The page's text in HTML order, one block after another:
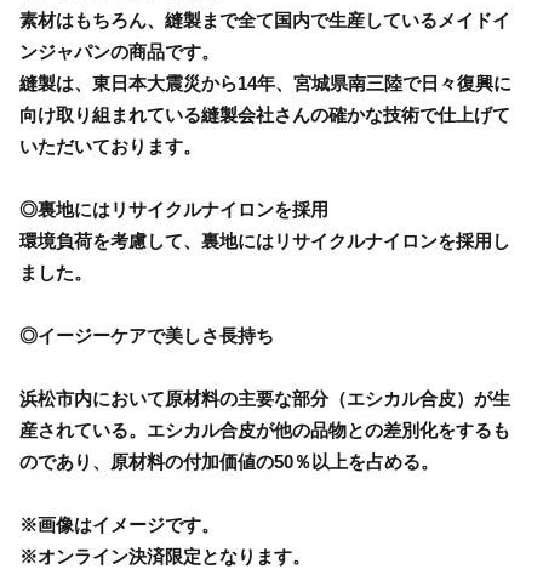
素材はもちろん、縫製まで全て国内で生産しているメイドイ
ンジャパンの商品です。
縫製は、東日本大震災から14年、宮城県南三陸で日々復興に
向け取り組まれている縫製会社さんの確かな技術で仕上げて
いただいております。
◎裏地にはリサイクルナイロンを採用
環境負荷を考慮して、裏地にはリサイクルナイロンを採用し
ました。
◎イージーケアで美しさ長持ち
浜松市内において原材料の主要な部分（エシカル合皮）が生
産されている。エシカル合皮が他の品物との差別化をするも
のであり、原材料の付加価値の50％以上を占める。
※画像はイメージです。
※オンライン決済限定となります。